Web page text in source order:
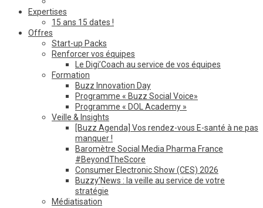
Expertises
15 ans 15 dates !
Offres
Start-up Packs
Renforcer vos équipes
Le Digi’Coach au service de vos équipes
Formation
Buzz Innovation Day
Programme « Buzz Social Voice»
Programme « DOL Academy »
Veille & Insights
[Buzz Agenda] Vos rendez-vous E-santé à ne pas
manquer !
Baromètre Social Media Pharma France
#BeyondTheScore
Consumer Electronic Show (CES) 2026
Buzzy’News : la veille au service de votre
stratégie
Médiatisation